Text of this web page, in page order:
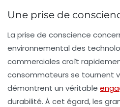
Une prise de
La prise de conscience
environnemental des
commerciales croît
consommateurs se tournent
démontrent un véritable
durabilité. À cet égard, les